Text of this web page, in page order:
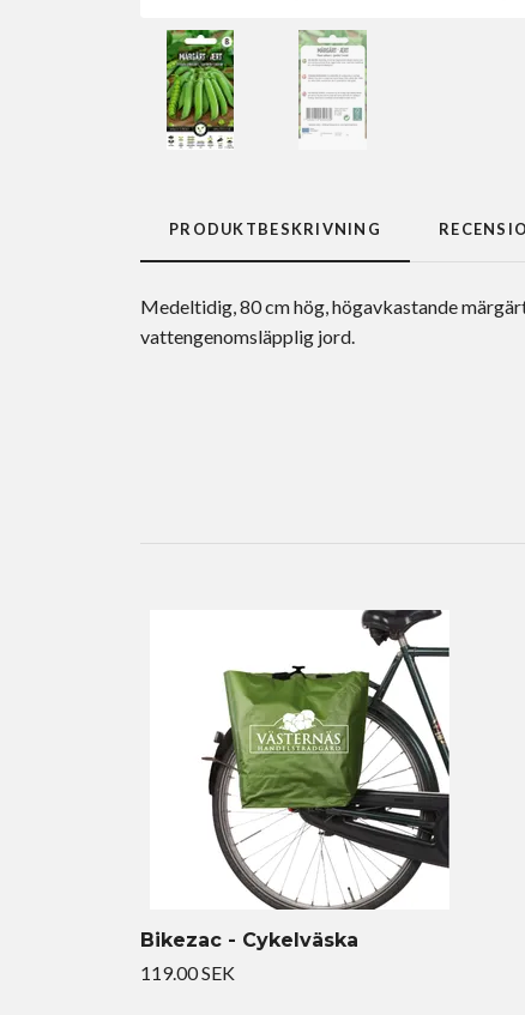
PRODUKTBESKRIVNING
Medeltidig, 80 cm hög, högavkastande
vattengenomsläpplig jord.
Bikezac - Cykelväska
119.00 SEK